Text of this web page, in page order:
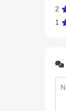
2
1